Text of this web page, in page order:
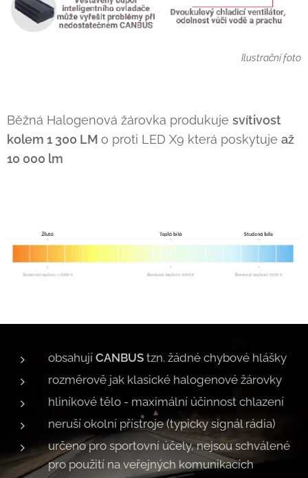
Ilustrační foto
Běžná Halogenová žárovka produkuje svítivost
kolem 1 300 LM o proti LED X9 která poskytuje až
10 000 lm
obsahují CANBUS tzn. žádné chybové hlášky
rozměrově jak klasické halogenové žárovky
hliníkové tělo - maximální účinnost chlazení
neruší okolní přístroje (typicky signál rádia)
určeno pro sportovní účely, nejsou schválené
pro použití na veřejných komunikacích